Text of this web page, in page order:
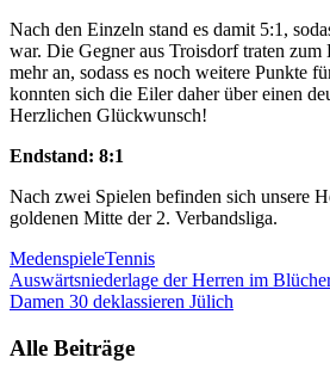
Nach den Einzeln stand es damit 5:1,
war. Die Gegner aus Troisdorf traten
mehr an, sodass es noch weitere Punkte
konnten sich die Eiler daher über einen
Herzlichen Glückwunsch!
Endstand: 8:1
Nach zwei Spielen befinden sich unsere
goldenen Mitte der 2. Verbandsliga.
MedenspieleTennis
Beitragsnavigation
Auswärtsniederlage der Herren im
Damen 30 deklassieren Jülich
Alle Beiträge